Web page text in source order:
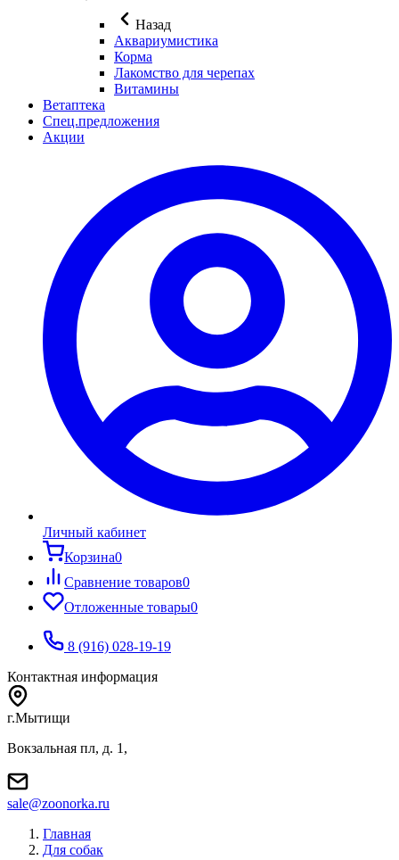
Назад
Аквариумистика
Корма
Лакомство для черепах
Витамины
Ветаптека
Спец.предложения
Акции
Личный кабинет
Корзина0
Сравнение товаров0
Отложенные товары0
8 (916) 028-19-19
Контактная информация
г.Мытищи
Вокзальная пл, д. 1,
sale@zoonorka.ru
Главная
Для собак